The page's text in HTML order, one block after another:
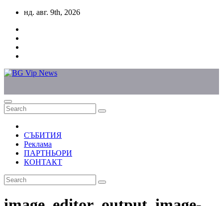
Skip
content
нд. авг. 9th, 2026
СЪБИТИЯ
Реклама
ПАРТНЬОРИ
КОНТАКТ